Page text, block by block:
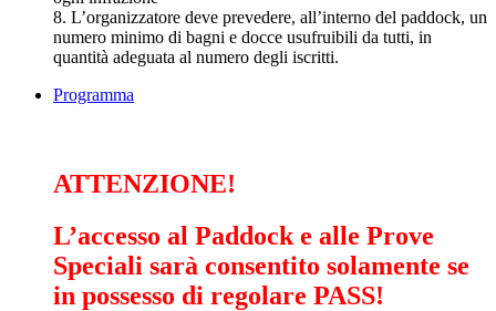
8. L’organizzatore deve prevedere, all’interno del paddock, un
numero minimo di bagni e docce usufruibili da tutti, in
quantità adeguata al numero degli iscritti.
Programma
ATTENZIONE!
L’accesso al Paddock e alle Prove
Speciali sarà consentito solamente se
in possesso di regolare PASS!